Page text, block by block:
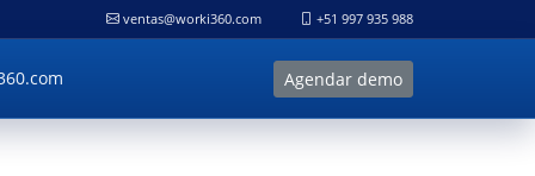
ventas@worki360.com +51 997 935 988
Agendar demo